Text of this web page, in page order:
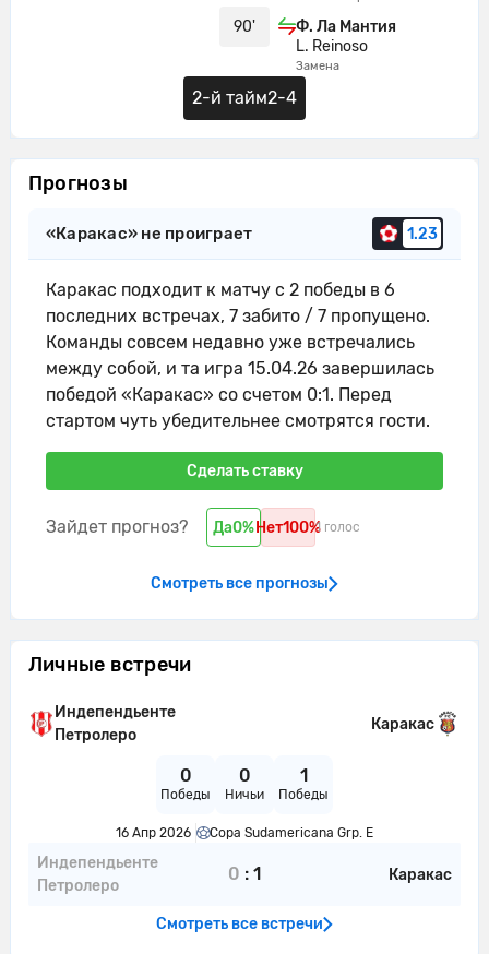
90'
Ф. Ла Мантия
L. Reinoso
Замена
2-й тайм2-4
Прогнозы
«Каракас» не проиграет 1.23
Каракас подходит к матчу с 2 победы в 6
последних встречах, 7 забито / 7 пропущено.
Команды совсем недавно уже встречались
между собой, и та игра 15.04.26 завершилась
победой «Каракас» со счетом 0:1. Перед
стартом чуть убедительнее смотрятся гости.
Сделать ставку
Зайдет прогноз? Да0% Нет100%1 голос
Смотреть все прогнозы
Личные встречи
Индепендьенте
Петролеро
0
Победы
0
Ничьи
1
Победы
Каракас
16 Апр 2026 Copa Sudamericana Grp. E
Индепендьенте
Петролеро
0 : 1 Каракас
Смотреть все встречи